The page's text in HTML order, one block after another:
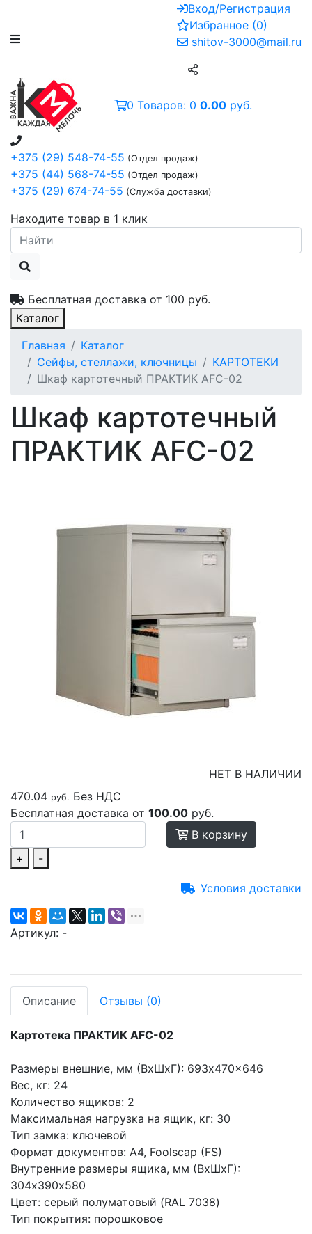
Вход/Регистрация
Избранное (0)
shitov-3000@mail.ru
+375 (29) 548-74-55 (Отдел продаж)
+375 (44) 568-74-55 (Отдел продаж)
+375 (29) 674-74-55 (Служба доставки)
Находите товар в 1 клик
Бесплатная доставка от 100 руб.
0 Товаров: 0 0.00 руб.
Каталог
Главная
Каталог
Сейфы, стеллажи, ключницы
КАРТОТЕКИ
Шкаф картотечный ПРАКТИК AFC-02
Шкаф картотечный
ПРАКТИК AFC-02
НЕТ В НАЛИЧИИ
470.04 руб. Без НДС
Бесплатная доставка от 100.00 руб.
+ -
В корзину
Условия доставки
Артикул: -
Описание Отзывы (0)
Картотека ПРАКТИК AFC-02
Размеры внешние, мм (ВхШхГ): 693x470x646
Вес, кг: 24
Количество ящиков: 2
Максимальная нагрузка на ящик, кг: 30
Тип замка: ключевой
Формат документов: A4, Foolscap (FS)
Внутренние размеры ящика, мм (ВхШхГ):
304х390х580
Цвет: серый полуматовый (RAL 7038)
Тип покрытия: порошковое